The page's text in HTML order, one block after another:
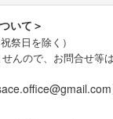
いて＞
祭日を除く）
んので、お問合せ等